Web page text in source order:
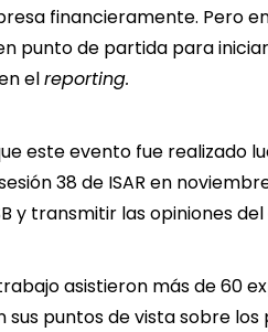
financieramente. Pero
punto de partida para
elreporting.
este evento fue realizado
38 de ISAR en
y transmitir las opiniones
asistieron más de 60
sus puntos de vista sobre